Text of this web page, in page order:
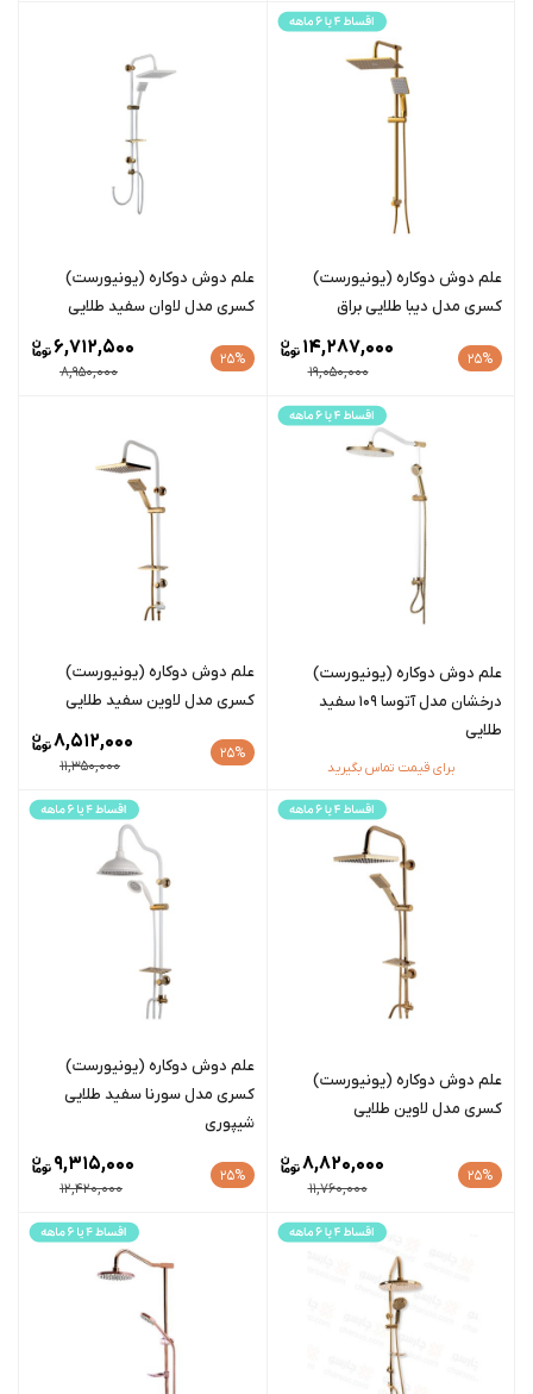
علم دوش دوکاره (یونیورست)
کسری مدل دیبا طلایی براق
25%
19,050,000
14,287,000
علم دوش دوکاره (یونیورست)
کسری مدل لاوان سفید طلایی
25%
8,950,000
6,712,500
علم دوش دوکاره (یونیورست)
درخشان مدل آتوسا 109 سفید
طلایی
برای قیمت تماس بگیرید
علم دوش دوکاره (یونیورست)
کسری مدل لاوین سفید طلایی
25%
11,350,000
8,512,000
علم دوش دوکاره (یونیورست)
کسری مدل لاوین طلایی
25%
11,760,000
8,820,000
علم دوش دوکاره (یونیورست)
کسری مدل سورنا سفید طلایی
شیپوری
25%
12,420,000
9,315,000